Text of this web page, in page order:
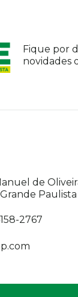
Fique por
novidades
de
2767